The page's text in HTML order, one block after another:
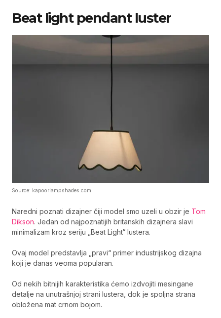
Beat light pendant luster
Source: kapoorlampshades.com
Naredni poznati dizajner čiji model smo uzeli u obzir je Tom
Dikson. Jedan od najpoznatijih britanskih dizajnera slavi
minimalizam kroz seriju „Beat Light“ lustera.
Ovaj model predstavlja „pravi“ primer industrijskog dizajna
koji je danas veoma popularan.
Od nekih bitnijih karakteristika ćemo izdvojiti mesingane
detalje na unutrašnjoj strani lustera, dok je spoljna strana
obložena mat crnom bojom.